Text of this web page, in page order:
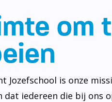
om
Jozefschool is onze
dat iedereen die bij ons